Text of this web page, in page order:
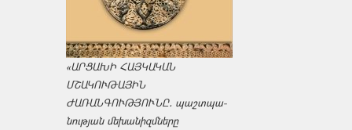
«ԱՐՑԱԽԻ ՀԱՅԿԱԿԱՆ
ՄՇԱԿՈՒԹԱՅԻՆ
ԺԱՌԱՆԳՈՒԹՅՈՒՆԸ․ պաշտպա­
նության մեխանիզմները